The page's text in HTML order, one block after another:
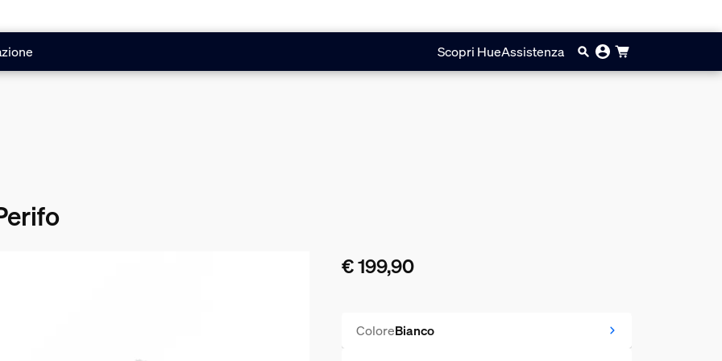
Scopri HueAssistenza
€ 199,90
ColoreBianco